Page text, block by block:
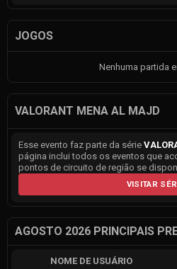
JOGOS
Nenhuma partida
VALORANT MENA AL MAJD
Esse evento faz parte da série
página inclui todos os eventos que
pontos de circuito de região se
VISITAR
AGOSTO 2026 PRINCIPAIS
NOME DE USUÁRIO